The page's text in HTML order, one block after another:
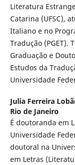
Literatura
Catarina (UFSC),
Italiano e no
Tradução (PGET).
Graduação e
Estudos da
Universidade
Julia Ferreira
Rio de Janeiro
É doutoranda em
Universidade
doutoral na
em Letras